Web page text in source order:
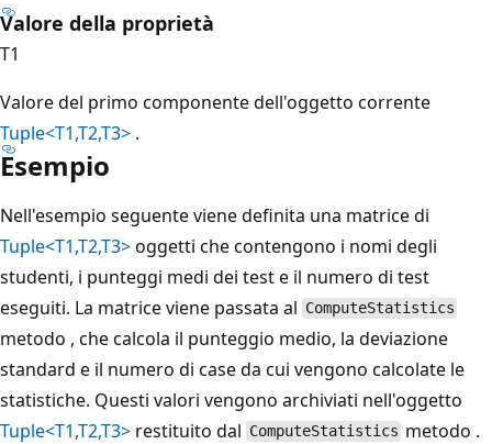
Valore della proprietà
T1
Valore del primo componente dell'oggetto corrente
Tuple<T1,T2,T3> .
Esempio
Nell'esempio seguente viene definita una matrice di
Tuple<T1,T2,T3>oggetti che contengono i nomi degli
studenti, i punteggi medi dei test e il numero di test
eseguiti. La matrice viene passata al ComputeStatistics
metodo , che calcola il punteggio medio, la deviazione
standard e il numero di case da cui vengono calcolate le
statistiche. Questi valori vengono archiviati nell'oggetto
Tuple<T1,T2,T3> restituito dal ComputeStatistics metodo .